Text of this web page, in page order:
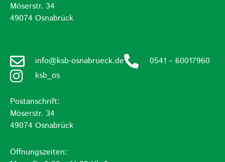
Möserstr. 34
49074 Osnabrück
info@ksb-osnabrueck.de
0541 – 60017960
ksb_os
Postanschrift:
Möserstr. 34
49074 Osnabrück
Öffnungszeiten: